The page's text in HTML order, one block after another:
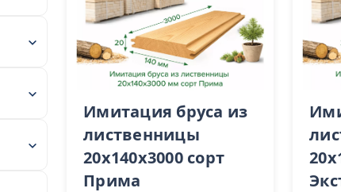
Имитация бруса из
лиственницы
20x140х3000 cорт
Прима